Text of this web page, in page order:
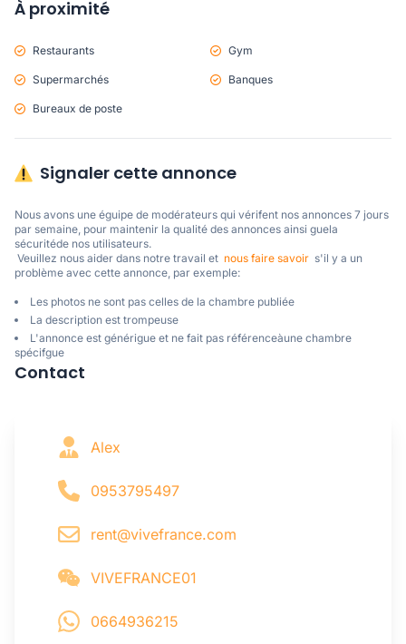
À proximité
Restaurants Gym
Supermarchés Banques
Bureaux de poste
Signaler cette annonce
Nous avons une éguipe de modérateurs qui vérifent nos annonces 7 jours
par semaine, pour maintenir la qualité des annonces ainsi guela
sécuritéde nos utilisateurs.
Veuillez nous aider dans notre travail et nous faire savoir
  s'il y a un
problème avec cette annonce, par exemple:
Les photos ne sont pas celles de la chambre publiée
La description est trompeuse
L'annonce est générigue et ne fait pas référenceàune chambre
spécifgue
Contact
Alex
0953795497
rent@vivefrance.com
VIVEFRANCE01
0664936215